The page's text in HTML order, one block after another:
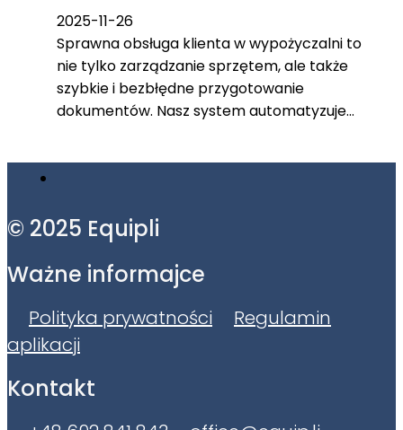
2025-11-26
Sprawna obsługa klienta w wypożyczalni to
nie tylko zarządzanie sprzętem, ale także
szybkie i bezbłędne przygotowanie
dokumentów. Nasz system automatyzuje…
© 2025 Equipli
Ważne informajce
Polityka prywatności
Regulamin
aplikacji
Kontakt